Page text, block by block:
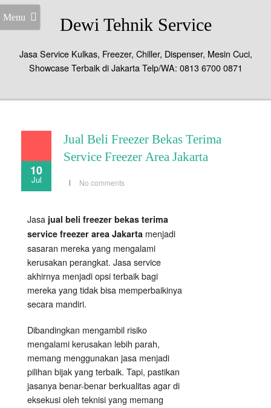
Menu Dewi Tehnik Service
Jasa Service Kulkas, Freezer, Chiller, Dispenser, Mesin Cuci,
Showcase Terbaik di Jakarta Telp/WA: 0813 6700 0871
10
Jul
Jual Beli Freezer Bekas Terima
Service Freezer Area Jakarta
No comments
Jasa jual beli freezer bekas terima
service freezer area Jakarta menjadi
sasaran mereka yang mengalami
kerusakan perangkat. Jasa service
akhirnya menjadi opsi terbaik bagi
mereka yang tidak bisa memperbaikinya
secara mandiri.
Dibandingkan mengambil risiko
mengalami kerusakan lebih parah,
memang menggunakan jasa menjadi
pilihan bijak yang terbaik. Tapi, pastikan
jasanya benar-benar berkualitas agar di
eksekusi oleh teknisi yang memang